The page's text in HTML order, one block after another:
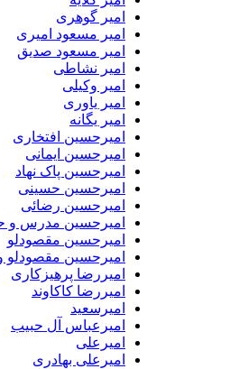
امیر گوهری
امیر مسعود امیری
امیر مسعود صدیق
امیر نشاطی
امیر وکیلی
امیر یاوری
امیر یگانه
امیرحسین افتخاری
امیرحسین ایمانی
امیرحسین پاک نهاد
امیرحسین حسینی
امیرحسین رضائی
امیرحسین مدرس و حمیدرضا
امیرحسین مقصودلو
امیرحسین مقصودلو و رضا
امیررضا پرهیزکاری
امیررضا کاکاوند
امیرسعید
امیرعباس آل حبیب
امیرعلی
امیرعلی بهادری